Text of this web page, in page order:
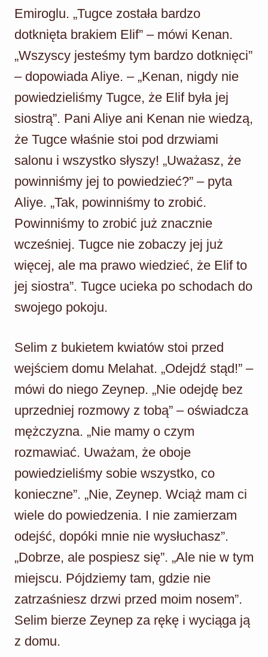
Emiroglu. „Tugce została bardzo
dotknięta brakiem Elif” – mówi Kenan.
„Wszyscy jesteśmy tym bardzo dotknięci”
– dopowiada Aliye. – „Kenan, nigdy nie
powiedzieliśmy Tugce, że Elif była jej
siostrą”. Pani Aliye ani Kenan nie wiedzą,
że Tugce właśnie stoi pod drzwiami
salonu i wszystko słyszy! „Uważasz, że
powinniśmy jej to powiedzieć?” – pyta
Aliye. „Tak, powinniśmy to zrobić.
Powinniśmy to zrobić już znacznie
wcześniej. Tugce nie zobaczy jej już
więcej, ale ma prawo wiedzieć, że Elif to
jej siostra”. Tugce ucieka po schodach do
swojego pokoju.
Selim z bukietem kwiatów stoi przed
wejściem domu Melahat. „Odejdź stąd!” –
mówi do niego Zeynep. „Nie odejdę bez
uprzedniej rozmowy z tobą” – oświadcza
mężczyzna. „Nie mamy o czym
rozmawiać. Uważam, że oboje
powiedzieliśmy sobie wszystko, co
konieczne”. „Nie, Zeynep. Wciąż mam ci
wiele do powiedzenia. I nie zamierzam
odejść, dopóki mnie nie wysłuchasz”.
„Dobrze, ale pospiesz się”. „Ale nie w tym
miejscu. Pójdziemy tam, gdzie nie
zatrzaśniesz drzwi przed moim nosem”.
Selim bierze Zeynep za rękę i wyciąga ją
z domu.